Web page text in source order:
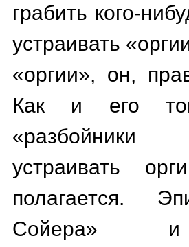
грабить кого-
устраивать
«оргии», он,
Как и его
устраивать
полагается.
Сойера»